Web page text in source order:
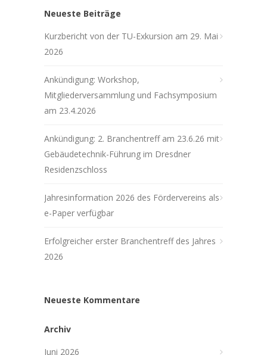
Neueste Beiträge
Kurzbericht von der TU-Exkursion am 29. Mai
2026
Ankündigung: Workshop,
Mitgliederversammlung und Fachsymposium
am 23.4.2026
Ankündigung: 2. Branchentreff am 23.6.26 mit
Gebäudetechnik-Führung im Dresdner
Residenzschloss
Jahresinformation 2026 des Fördervereins als
e-Paper verfügbar
Erfolgreicher erster Branchentreff des Jahres
2026
Neueste Kommentare
Archiv
Juni 2026